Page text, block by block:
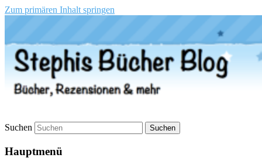
Zum primären Inhalt springen
Stephis Bücher Blog
Suchen
Hauptmenü